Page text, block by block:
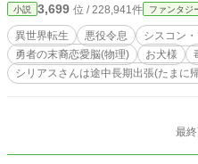
ント、しおり、とても励みになります。 お楽しみ頂けたら幸いです。 なろう
んにも掲載始めました。 ＊＊＊＊＊＊＊＊＊＊＊＊＊＊＊ ２０２４年６月２５
日 お気に入り登録１００人達成 あり
で見捨てずに居て下さった９９人の皆様にも感謝を
お気に入り登録２００人達成 感謝感
０２５年１月６日 お気に入り登録
す！ ここまで見捨てずに読んで下さ
ます！これからもどうぞよろしくお願いいたします！
お気に入り登録４００人達成 驚愕し
小説 3,699 位 / 228,941件 ファンタジ
異世界転生 悪役令息 シスコン
勇者の末裔恋愛脳(物理)
お犬様
シリアスさんは途中長期出張(たまに
最